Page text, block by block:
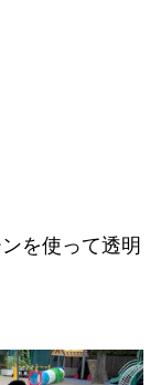
を使って透明